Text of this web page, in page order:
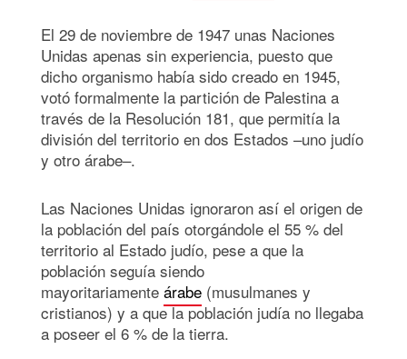
El 29 de noviembre de 1947 unas Naciones
Unidas apenas sin experiencia, puesto que
dicho organismo había sido creado en 1945,
votó formalmente la partición de Palestina a
través de la Resolución 181, que permitía la
división del territorio en dos Estados –uno judío
y otro árabe–.
Las Naciones Unidas ignoraron así el origen de
la población del país otorgándole el 55 % del
territorio al Estado judío, pese a que la
población seguía siendo
mayoritariamente árabe (musulmanes y
cristianos) y a que la población judía no llegaba
a poseer el 6 % de la tierra.